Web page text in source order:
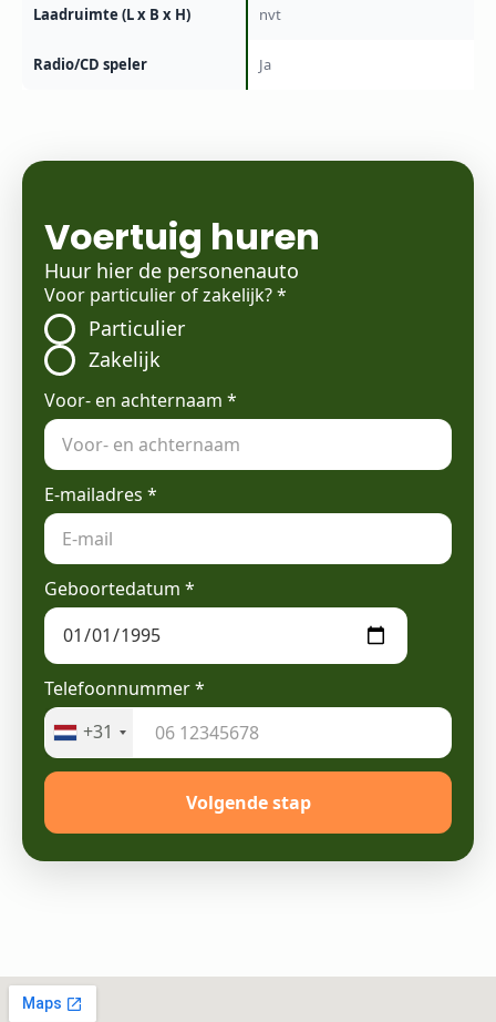
Laadruimte (L x B x H) nvt
Radio/CD speler Ja
Voertuig huren
Huur hier de personenauto
Voor particulier of zakelijk?*
Particulier
Zakelijk
Voor- en achternaam *
E-mailadres *
Geboortedatum *
Telefoonnummer*
+31
Volgende stap